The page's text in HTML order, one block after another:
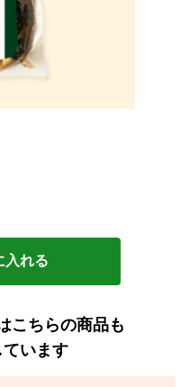
入れる
こちらの商品も
います